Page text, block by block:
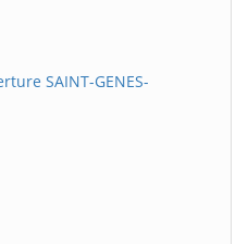
SAINT-GENES-